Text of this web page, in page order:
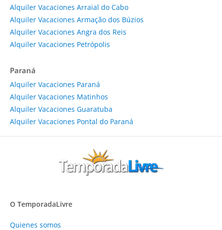
Alquiler Vacaciones Arraial do Cabo
Alquiler Vacaciones Armação dos Búzios
Alquiler Vacaciones Angra dos Reis
Alquiler Vacaciones Petrópolis
Paraná
Alquiler Vacaciones Paraná
Alquiler Vacaciones Matinhos
Alquiler Vacaciones Guaratuba
Alquiler Vacaciones Pontal do Paraná
O TemporadaLivre
Quienes somos